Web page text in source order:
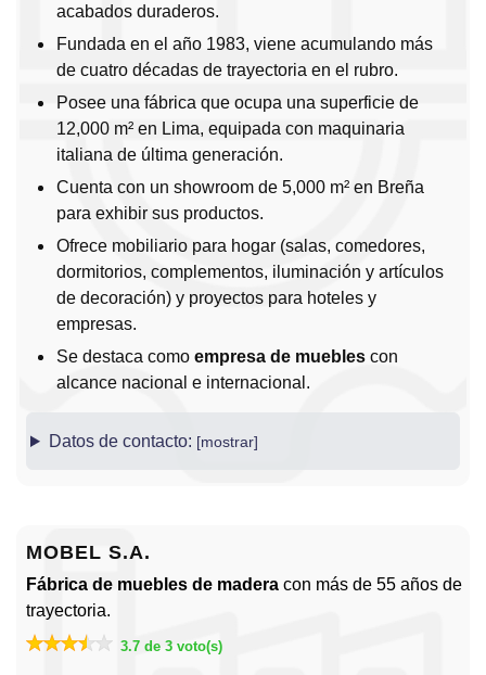
acabados duraderos.
Fundada en el año 1983, viene acumulando más
de cuatro décadas de trayectoria en el rubro.
Posee una fábrica que ocupa una superficie de
12,000 m² en Lima, equipada con maquinaria
italiana de última generación.
Cuenta con un showroom de 5,000 m² en Breña
para exhibir sus productos.
Ofrece mobiliario para hogar (salas, comedores,
dormitorios, complementos, iluminación y artículos
de decoración) y proyectos para hoteles y
empresas.
Se destaca como empresa de muebles con
alcance nacional e internacional.
Datos de contacto:
MOBEL S.A.
Fábrica de muebles de madera con más de 55 años de
trayectoria.
3.7 de 3 voto(s)